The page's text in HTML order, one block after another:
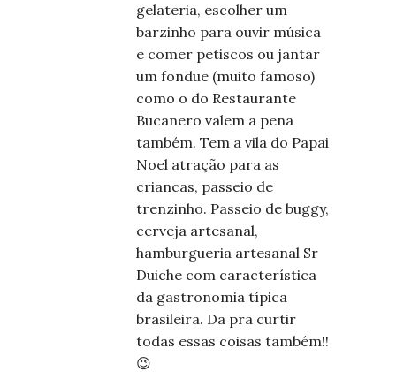
gelateria, escolher um
barzinho para ouvir música
e comer petiscos ou jantar
um fondue (muito famoso)
como o do Restaurante
Bucanero valem a pena
também. Tem a vila do Papai
Noel atração para as
criancas, passeio de
trenzinho. Passeio de buggy,
cerveja artesanal,
hamburgueria artesanal Sr
Duiche com característica
da gastronomia típica
brasileira. Da pra curtir
todas essas coisas também!!
😉